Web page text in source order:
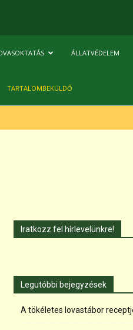
ÁLLATVÉDELEM
TARTALOMBEKÜLDŐ
Iratkozz fel hírlevelünkre!
Legutóbbi bejegyzések
A tökéletes lovastábor